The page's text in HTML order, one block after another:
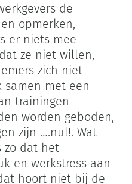
de
opmerken,
er niets mee
ze niet willen,
zich niet
samen met een
trainingen
worden geboden,
zijn ….nul!. Wat
zo dat het
en werkstress aan
hoort niet bij de